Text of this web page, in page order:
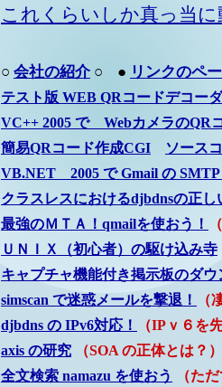
これくらいしか真っ当
○ 会社の紹介○ ● リンクのペ
テスト版 WEB QRコードデコー
VC++ 2005 で WebカメラのQR
簡易QRコード作成CGI
ソース
VB.NET 2005 で Gmail の SMTP
クラスレスにおけるdjbdnsの正し
最強のＭＴＡ！qmailを使おう！
ＵＮＩＸ（初心者）の駆け込み寺
キャプチャ機能付き掲示板のダウ
simscan で迷惑メールを撃退！
（
djbdns の IPv6対応！
（IPｖ６を
axis の研究
（SOA の正体とは？）
全文検索 namazu を使おう
（た